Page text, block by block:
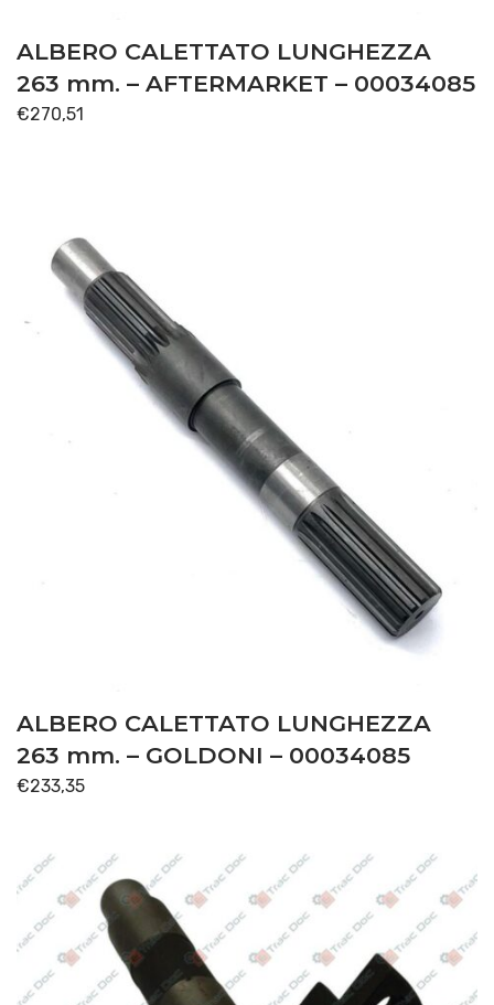
ALBERO CALETTATO LUNGHEZZA
263 mm. – AFTERMARKET – 00034085
€270,51
ALBERO CALETTATO LUNGHEZZA
263 mm. – GOLDONI – 00034085
€233,35